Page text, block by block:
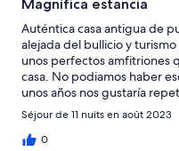
Magnífica estancia
Auténtica casa antigua de
alejada del bullicio y
unos perfectos amfitriones
casa. No podiamos haber
unos años nos gustaría
con tanta autenticidad.
Séjour de 11 nuits en août 2023
0